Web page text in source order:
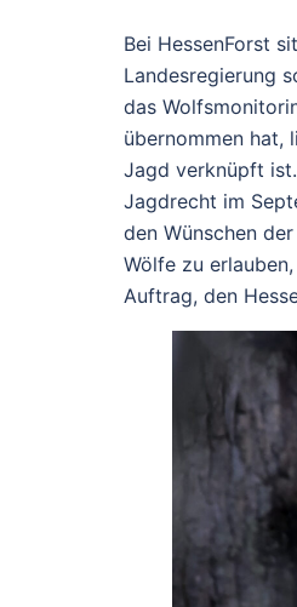
Bei HessenForst
Landesregierung
das
übernommen hat,
Jagd verknüpft
Jagdrecht im
den Wünschen
Wölfe zu
Auftrag, den